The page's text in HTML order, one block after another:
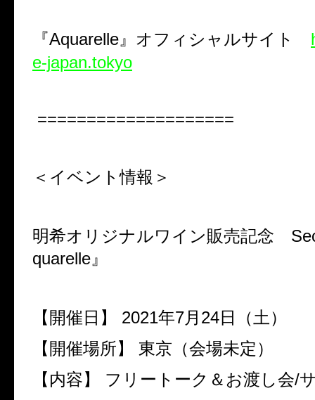
『Aquarelle 』オフィシャルサイト
e-japan.tokyo
====================
＜イベント情報＞
明希オリジナルワイン販売記念
quarelle 』
【開催日】 2021年7月 24日（土）
【開催場所】
東京（会場未定）
【内容】
フリートーク＆お渡し会/